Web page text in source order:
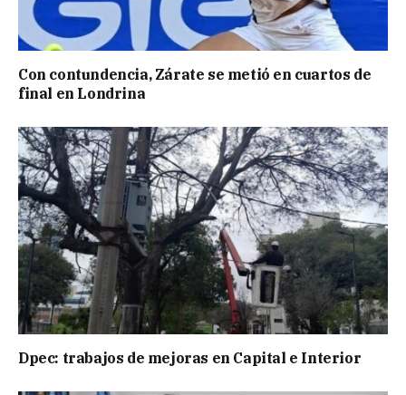
Con contundencia, Zárate se metió en cuartos de
final en Londrina
Dpec: trabajos de mejoras en Capital e Interior